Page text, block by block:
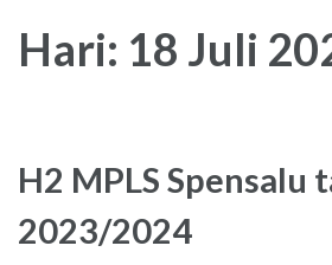
Hari: 18 Juli
H2 MPLS Spensalu
2023/2024